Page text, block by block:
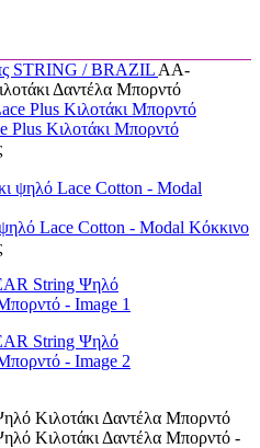
STRING / BRAZIL AA-
Δαντέλα Μπορντό
Κιλοτάκι Μπορντό
Lace Cotton - Modal Κόκκινο